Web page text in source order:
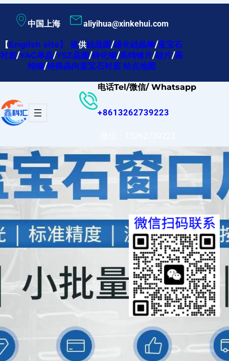
内
容
中国上海 aliyihua@xinkehui.com
【English site】提供硅晶圆/碳化硅晶棒/蓝宝石
衬底/YAG单晶/YSZ晶圆/砷化铟/高纯锗片/硅片/高
纯铟/特殊晶向蓝宝石衬底 站点地图
电话Tel/微信/ Whatsapp
+8613262739223